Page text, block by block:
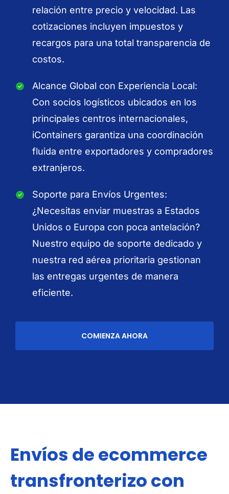
relación entre precio y velocidad. Las
cotizaciones incluyen impuestos y
recargos para una total transparencia de
costos.
Alcance Global con Experiencia Local:
Con socios logísticos ubicados en los
principales centros internacionales,
iContainers garantiza una coordinación
fluida entre exportadores y compradores
extranjeros.
Soporte para Envíos Urgentes:
¿Necesitas enviar muestras a Estados
Unidos o Europa con poca antelación?
Nuestro equipo de soporte dedicado y
nuestra red aérea prioritaria gestionan
las entregas urgentes de manera
eficiente.
COMIENZA AHORA
Envíos de ecommerce
transfronterizo con